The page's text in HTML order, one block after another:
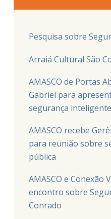
Pesquisa sobre
Arraiá Cultural São
AMASCO de Portas
Gabriel para
segurança inteligente
AMASCO recebe
para reunião sobre
pública
AMASCO e Conexão
encontro sobre
Conrado